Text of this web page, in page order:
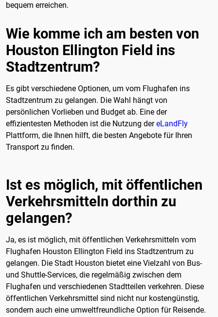
bequem erreichen.
Wie komme ich am besten von
Houston Ellington Field ins
Stadtzentrum?
Es gibt verschiedene Optionen, um vom Flughafen ins
Stadtzentrum zu gelangen. Die Wahl hängt von
persönlichen Vorlieben und Budget ab. Eine der
effizientesten Methoden ist die Nutzung dereLandFly
Plattform, die Ihnen hilft, die besten Angebote für Ihren
Transport zu finden.
Ist es möglich, mit öffentlichen
Verkehrsmitteln dorthin zu
gelangen?
Ja, es ist möglich, mit öffentlichen Verkehrsmitteln vom
Flughafen Houston Ellington Field ins Stadtzentrum zu
gelangen. Die Stadt Houston bietet eine Vielzahl von Bus-
und Shuttle-Services, die regelmäßig zwischen dem
Flughafen und verschiedenen Stadtteilen verkehren. Diese
öffentlichen Verkehrsmittel sind nicht nur kostengünstig,
sondern auch eine umweltfreundliche Option für Reisende.